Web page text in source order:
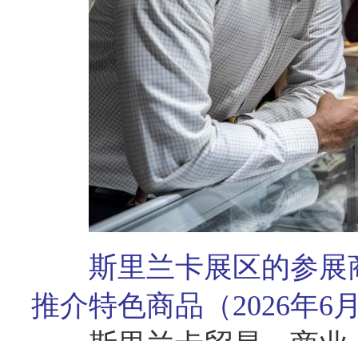
斯里兰卡展区的参
推介特色商品（2026年6